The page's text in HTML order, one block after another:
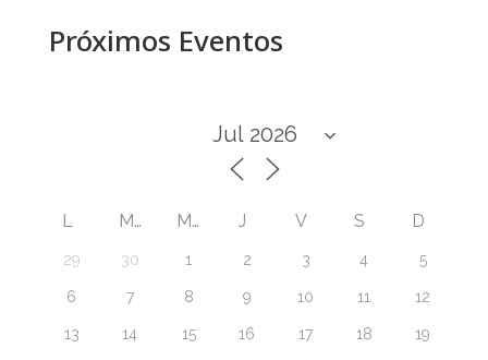
Próximos Eventos
L M M J V S D
29 30 1 2 3 4 5
6 7 8 9 10 11 12
13 14 15 16 17 18 19